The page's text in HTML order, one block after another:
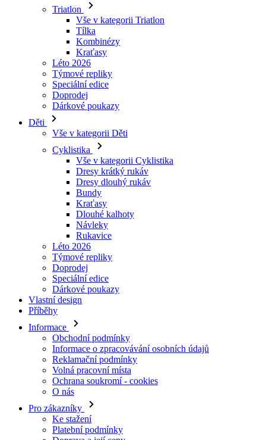
Léto 2026
Týmové repliky
Speciální edice
Doprodej
Dárkové poukazy
Děti
Vše v kategorii Děti
Cyklistika
Vše v kategorii Cyklistika
Dresy dlouhý rukáv
Bundy
Kraťasy
Dlouhé kalhoty
Návleky
Rukavice
Léto 2026
Týmové repliky
Doprodej
Speciální edice
Dárkové poukazy
Vlastní design
Příběhy
Informace
Obchodní podmínky
Informace o zpracovávání osobních údajů
Reklamační podmínky
Volná pracovní místa
Ochrana soukromí - cookies
O nás
Pro zákazníky
Ke stažení
Platební podmínky
Doprava a její ceny
Nejčastější dotazy
Velikostní tabulky
Kontakty
Vrácení zboží